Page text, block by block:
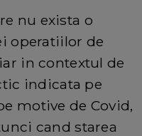
nu exista o
operatiilor de
in contextul de
indicata pe
motive de Covid,
cand starea